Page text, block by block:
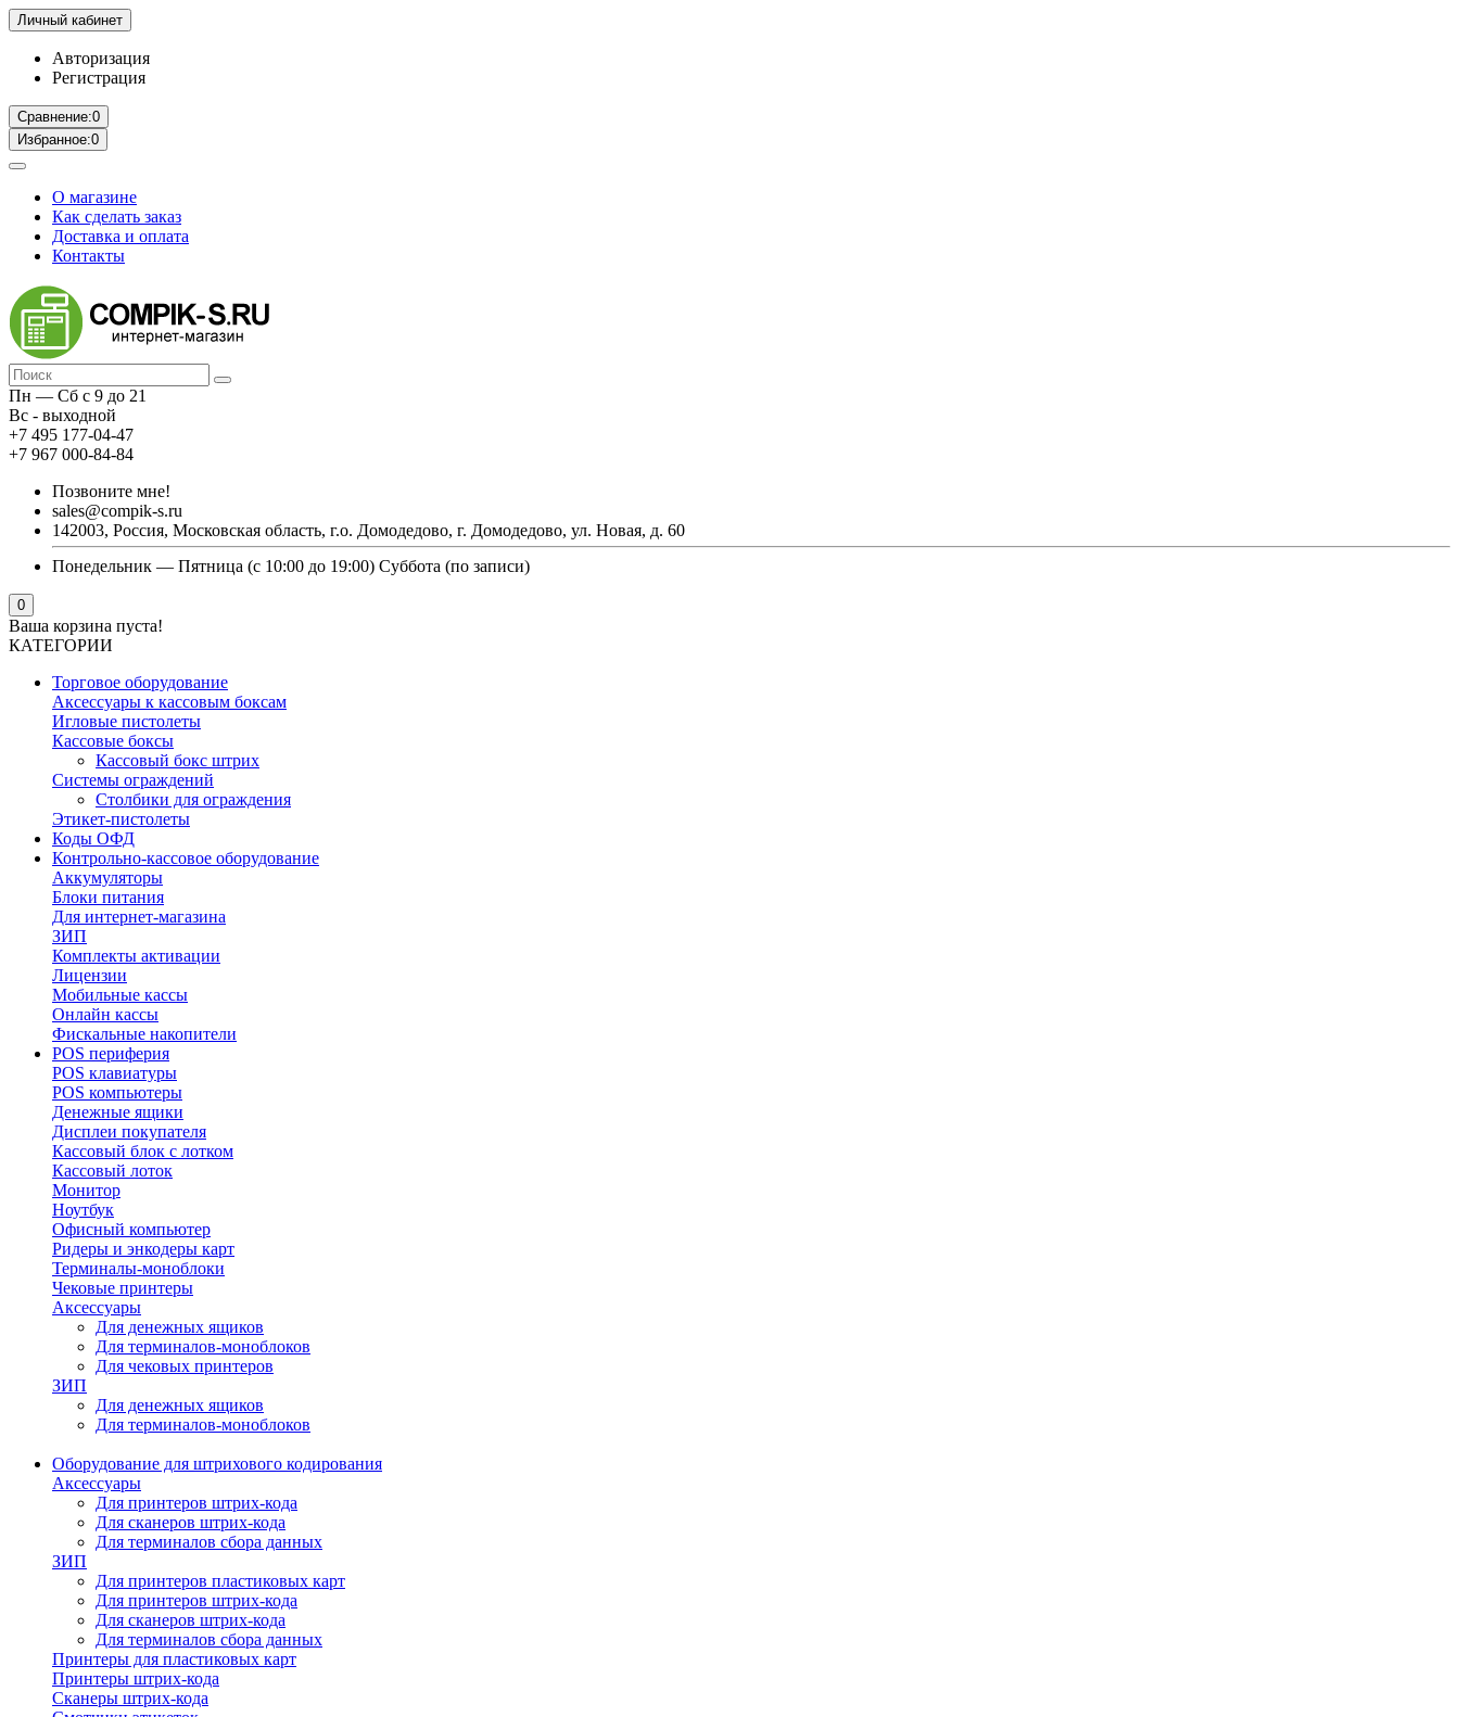
Личный кабинет
Авторизация
Регистрация
Сравнение:0
Избранное:0
О магазине
Как сделать заказ
Доставка и оплата
Контакты
Пн — Сб с 9 до 21
Вс - выходной
+7 495 177-04-47
+7 967 000-84-84
Позвоните мне!
sales@compik-s.ru
142003, Россия, Московская область, г.о. Домодедово, г. Домодедово, ул. Новая, д. 60
Понедельник — Пятница (с 10:00 до 19:00) Суббота (по записи)
0
Ваша корзина пуста!
КАТЕГОРИИ
Торговое оборудование
Аксессуары к кассовым боксам
Игловые пистолеты
Кассовые боксы
Кассовый бокс штрих
Системы ограждений
Столбики для ограждения
Этикет-пистолеты
Коды ОФД
Контрольно-кассовое оборудование
Аккумуляторы
Блоки питания
Для интернет-магазина
ЗИП
Комплекты активации
Лицензии
Мобильные кассы
Онлайн кассы
Фискальные накопители
POS периферия
POS клавиатуры
POS компьютеры
Денежные ящики
Дисплеи покупателя
Кассовый блок с лотком
Кассовый лоток
Монитор
Ноутбук
Офисный компьютер
Ридеры и энкодеры карт
Терминалы-моноблоки
Чековые принтеры
Аксессуары
Для денежных ящиков
Для терминалов-моноблоков
Для чековых принтеров
ЗИП
Для денежных ящиков
Для терминалов-моноблоков
Оборудование для штрихового кодирования
Аксессуары
Для принтеров штрих-кода
Для сканеров штрих-кода
Для терминалов сбора данных
ЗИП
Для принтеров пластиковых карт
Для принтеров штрих-кода
Для сканеров штрих-кода
Для терминалов сбора данных
Принтеры для пластиковых карт
Принтеры штрих-кода
Сканеры штрих-кода